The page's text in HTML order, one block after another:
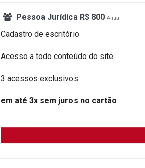
Pessoa Jurídica R$ 800 Anual
Cadastro de escritório
Acesso a todo conteúdo do site
3 acessos exclusivos
em até 3x sem juros no cartão